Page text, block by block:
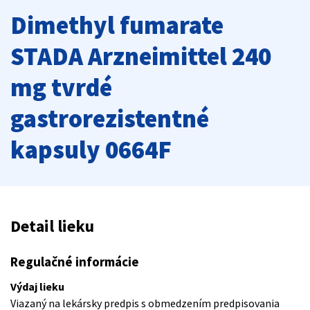
Dimethyl fumarate
STADA Arzneimittel 240
mg tvrdé
gastrorezistentné
kapsuly 0664F
Detail lieku
Regulačné informácie
Výdaj lieku
Viazaný na lekársky predpis s obmedzením predpisovania